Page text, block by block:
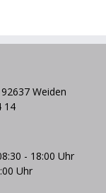
Weiden
14
- 18:00 Uhr
Uhr